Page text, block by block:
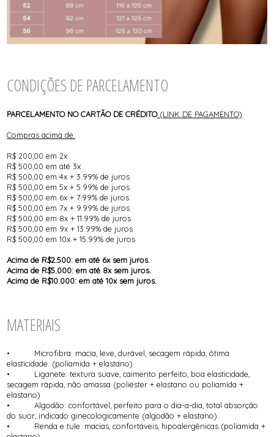
CONDIÇÕES DE PARCELAMENTO
PARCELAMENTO NO CARTÃO DE CRÉDITO(LINK DE PAGAMENTO)
Compras acima de:
R$ 200,00 em 2x
R$ 500,00 em até 3x
R$ 500,00 em 4x + 3.99% de juros
R$ 500,00 em 5x + 5.99% de juros
R$ 500,00 em 6x + 7.99% de juros
R$ 500,00 em 7x + 9.99% de juros
R$ 500,00 em 8x + 11.99% de juros
R$ 500,00 em 9x + 13.99% de juros
R$ 500,00 em 10x + 15.99% de juros
Acima de R$2.500: em até 6x sem juros.
Acima de R$5.000: em até 8x sem juros.
Acima de R$10.000: em até 10x sem juros.
MATERIAIS
• Microfibra: macia, leve, durável, secagem rápida, ótima
elasticidade. (poliamida + elastano)
• Liganete: textura suave, caimento perfeito, boa elasticidade,
secagem rápida, não amassa (poliéster + elastano ou poliamida +
elastano)
• Algodão: confortável, perfeito para o dia-a-dia, total absorção
do suor, indicado ginecologicamente (algodão + elastano)
• Renda e tule: macias, confortáveis, hipoalergênicas (poliamida +